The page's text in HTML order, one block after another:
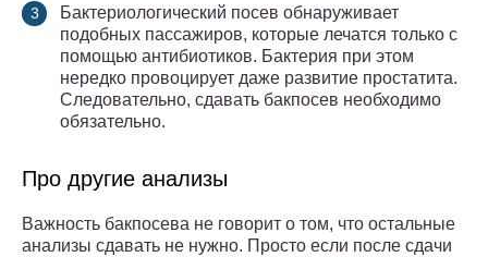
Бактериологический посев обнаруживает
подобных пассажиров, которые лечатся только с
помощью антибиотиков. Бактерия при этом
нередко провоцирует даже развитие простатита.
Следовательно, сдавать бакпосев необходимо
обязательно.
Про другие анализы
Важность бакпосева не говорит о том, что остальные
анализы сдавать не нужно. Просто если после сдачи